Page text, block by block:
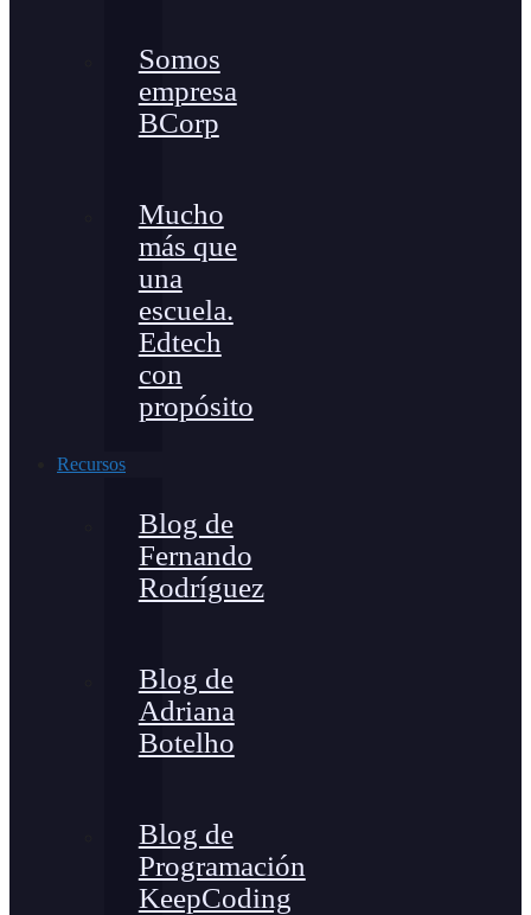
Somos
empresa
BCorp
Mucho
más que
una
escuela.
Edtech
con
propósito
Recursos
Blog de
Fernando
Rodríguez
Blog de
Adriana
Botelho
Blog de
Programación
KeepCoding